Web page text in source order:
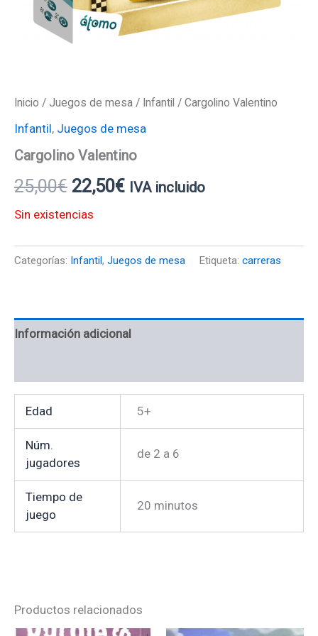
Inicio / Juegos de mesa / Infantil / Cargolino Valentino
Infantil, Juegos de mesa
Cargolino Valentino
25,00€ 22,50€ IVA incluido
Sin existencias
Categorías: Infantil, Juegos de mesa Etiqueta: carreras
Información adicional
Edad 5+
Núm.
jugadores
de 2 a 6
Tiempo de
juego
20 minutos
Productos relacionados